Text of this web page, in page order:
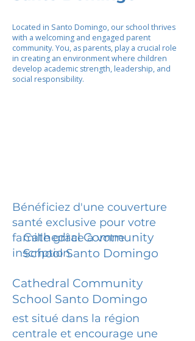
Located in Santo Domingo, our school thrives
with a welcoming and engaged parent
community. You, as parents, play a crucial role
in creating an environment where children
develop academic strength, leadership, and
social responsibility.
Bénéficiez d'une couverture
santé exclusive pour votre
famille grâce à votre
inscription.
Cathedral Community
School Santo Domingo
Cathedral Community
School Santo Domingo
est situé dans la région
centrale et encourage une